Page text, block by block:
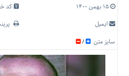
تعرفه
اصلی
۱۵ بهمن ۱۴۰۰
کد خبر
ایمیل
سایز متن
/